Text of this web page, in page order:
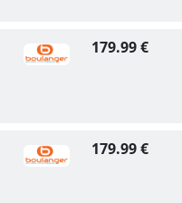
179.99 €
179.99 €